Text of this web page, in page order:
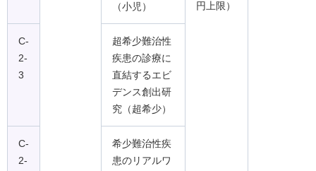
円上限）
（小児）
C-
2-
3
超希少難治性
疾患の診療に
直結するエビ
デンス創出研
究（超希少）
C-
2-
希少難治性疾
患のリアルワ